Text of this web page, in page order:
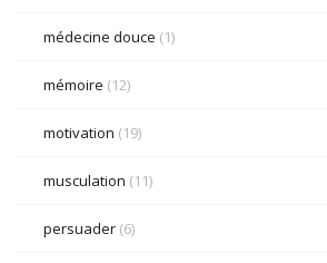
médecine douce (1)
mémoire (12)
motivation (19)
musculation (11)
persuader (6)